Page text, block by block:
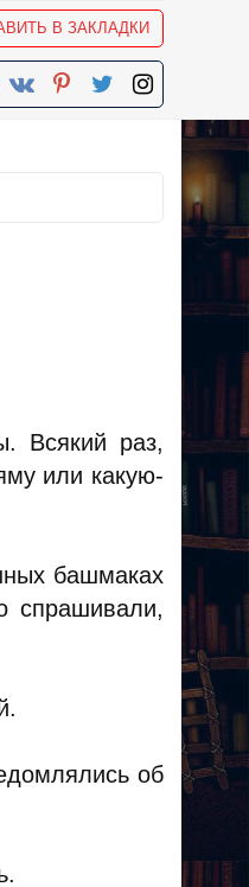
В ЗАКЛАДКИ
Всякий раз,
или какую-
башмаках
спрашивали,
об